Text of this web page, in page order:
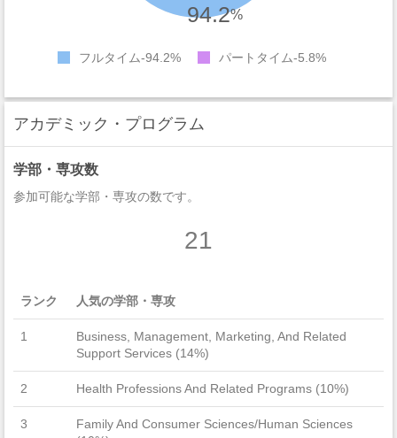
94.2%
フルタイム 94.2% パートタイム 5.8%
アカデミック・プログラム
学部・専攻数
参加可能な学部・専攻の数です。
21
ランク 人気の学部・専攻
1
Business, Management, Marketing, And Related
Support Services (14%)
2 Health Professions And Related Programs (10%)
3
Family And Consumer Sciences/Human Sciences